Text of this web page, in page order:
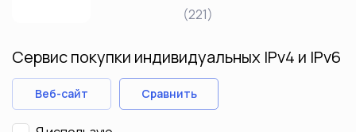
Сервис покупки индивидуальных IPv4 и IPv6
(221)
Веб-сайт Сравнить